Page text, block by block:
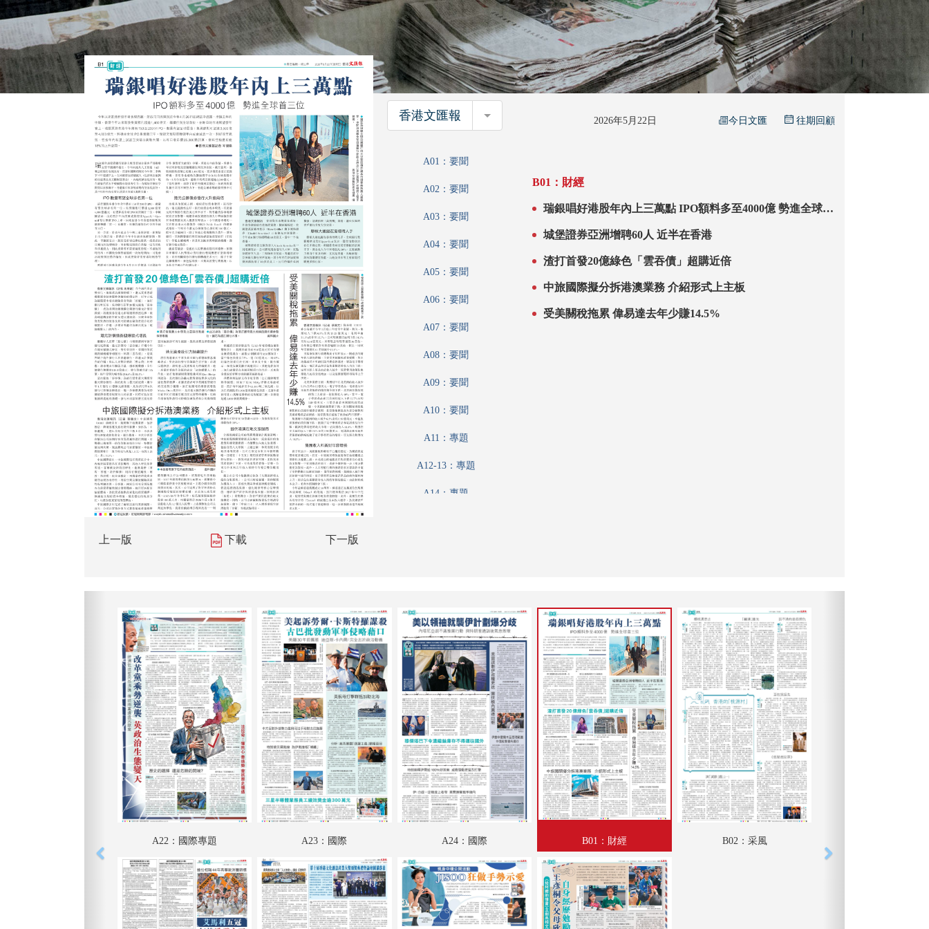
上一版 下載 下一版
香港文匯報 香港文匯報 2026年5月22日 今日文匯 往期回顧
A01：要聞
A02：要聞
A03：要聞
A04：要聞
A05：要聞
A06：要聞
A07：要聞
A08：要聞
A09：要聞
A10：要聞
A11：專題
A12-13：專題
A14：專題
A19：財觀天下
A20：文教薈萃
A21：人物
A22：國際專題
A23：國際
A24：國際
B01：財經
B02：采風
B04：特刊
B05：娛樂
B01：財經
瑞銀唱好港股年內上三萬點 IPO額料多至4000億 勢進全球首
城堡證券亞洲增聘60人 近半在香港
渣打首發20億綠色「雲吞債」超購近倍
中旅國際擬分拆港澳業務 介紹形式上主板
受美關稅拖累 偉易達去年少賺14.5%
A22：國際專題 A23：國際 A24：國際 B01：財經 B02：采風